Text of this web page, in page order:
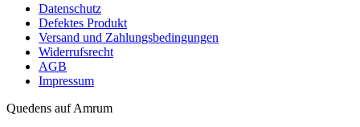
Datenschutz
Defektes Produkt
Versand und Zahlungsbedingungen
Widerrufsrecht
AGB
Impressum
Quedens auf Amrum